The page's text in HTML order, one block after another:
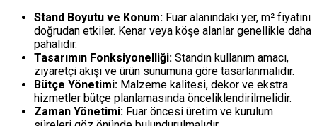
Stand Boyutu ve Konum: Fuar alanındaki yer, m² fiyatını
doğrudan etkiler. Kenar veya köşe alanlar genellikle daha
pahalıdır.
Tasarımın Fonksiyonelliği: Standın kullanım amacı,
ziyaretçi akışı ve ürün sunumuna göre tasarlanmalıdır.
Bütçe Yönetimi: Malzeme kalitesi, dekor ve ekstra
hizmetler bütçe planlamasında önceliklendirilmelidir.
Zaman Yönetimi: Fuar öncesi üretim ve kurulum